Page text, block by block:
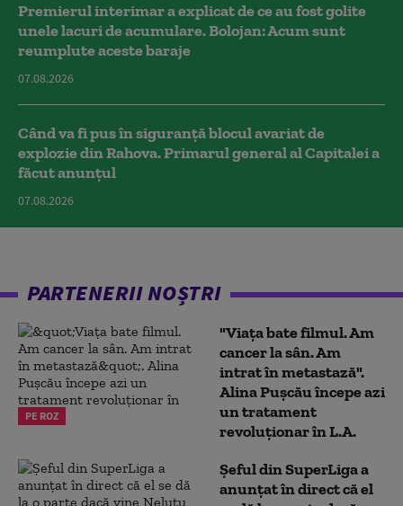
Premierul interimar a explicat de ce au fost golite
unele lacuri de acumulare. Bolojan: Acum sunt
reumplute aceste baraje
07.08.2026
Când va fi pus în siguranță blocul avariat de
explozie din Rahova. Primarul general al Capitalei a
făcut anunțul
07.08.2026
PARTENERII NOȘTRI
PE ROZ
"Viața bate filmul. Am
cancer la sân. Am
intrat în metastază".
Alina Pușcău începe azi
un tratament
revoluționar în L.A.
Șeful din SuperLiga a
anunțat în direct că el